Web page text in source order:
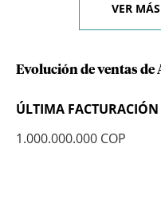
VER
Evolución de ventas de
ÚLTIMA
1.000.000.000 COP